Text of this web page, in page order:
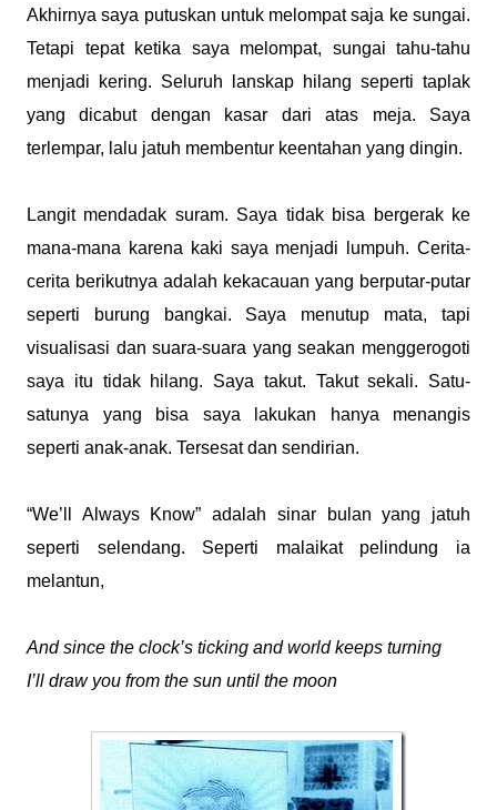
Akhirnya saya putuskan untuk melompat saja ke sungai.
Tetapi tepat ketika saya melompat, sungai tahu-tahu
menjadi kering. Seluruh lanskap hilang seperti taplak
yang dicabut dengan kasar dari atas meja. Saya
terlempar, lalu jatuh membentur keentahan yang dingin.
Langit mendadak suram. Saya tidak bisa bergerak ke
mana-mana karena kaki saya menjadi lumpuh. Cerita-
cerita berikutnya adalah kekacauan yang berputar-putar
seperti burung bangkai. Saya menutup mata, tapi
visualisasi dan suara-suara yang seakan menggerogoti
saya itu tidak hilang. Saya takut. Takut sekali. Satu-
satunya yang bisa saya lakukan hanya menangis
seperti anak-anak. Tersesat dan sendirian.
“We’ll Always Know” adalah sinar bulan yang jatuh
seperti selendang. Seperti malaikat pelindung ia
melantun,
And since the clock’s ticking and world keeps turning
I’ll draw you from the sun until the moon